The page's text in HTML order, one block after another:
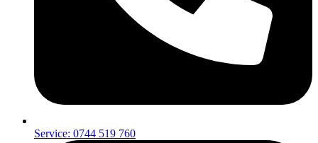
Service: 0744 519 760